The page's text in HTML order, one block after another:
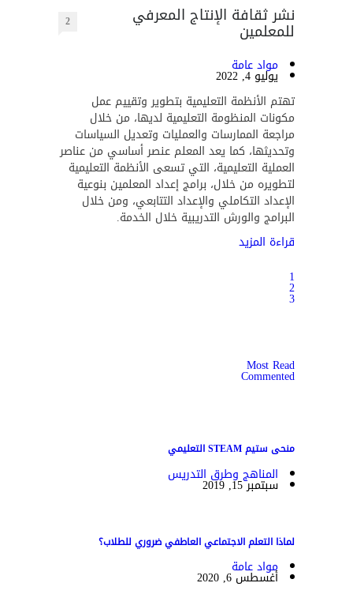
نشر ثقافة الإنتاج المعرفي
للمعلمين 2
مواد عامة
يوليو 4, 2022
تهتم الأنظمة التعليمية بتطوير وتقييم عمل
مكونات المنظومة التعليمية لديها، من خلال
مراجعة الممارسات والعمليات وتعديل السياسات
وتحديثها، كما يعد المعلم عنصر أساسي من عناصر
العملية التعليمية، التي تسعى الأنظمة التعليمية
لتطويره من خلال، برامج إعداد المعلمين بنوعية
الإعداد التكاملي والإعداد التتابعي، ومن خلال
البرامج والورش التدريبية خلال الخدمة.
قراءة المزيد
1
2
3
Most Read
Commented
منحى ستيم STEAM التعليمي
المناهج وطرق التدريس
سبتمبر 15, 2019
لماذا التعلم الاجتماعي العاطفي ضروري للطلاب؟
مواد عامة
أغسطس 6, 2020